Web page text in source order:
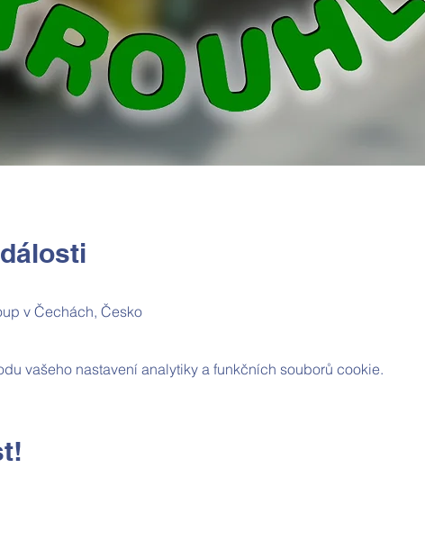
v Čechách, Česko
vašeho nastavení analytiky a funkčních souborů cookie.